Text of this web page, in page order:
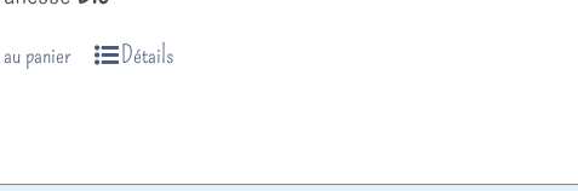
panier Détails